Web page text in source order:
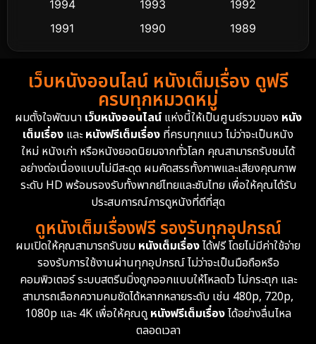
Dance เต้น
Detective สืบสวน
Detective สืบสวน
Disney+ 4
Documentary สารคดี 94
Drama ดราม่า
Dystopian 16
Emotional 61
Epic มหากาพย์ 216
1994
1993
1992
1991
1990
1989
1988
1986
1985
1983
1982
1981
1974
1962
เว็บหนังออนไลน์ หนังเต็มเรื่อง ดูฟรี
ครบทุกหมวดหมู่
ผมตั้งใจพัฒนา เว็บหนังออนไลน์แห่งนี้ให้เป็นศูนย์รวมของ หนัง
เต็มเรื่อง และหนังฟรีเต็มเรื่อง ที่ครบทุกแนว ไม่ว่าจะเป็นหนัง
ใหม่ หนังเก่า หรือหนังยอดนิยมจากทั่วโลก คุณสามารถรับชมได้
อย่างต่อเนื่องแบบไม่มีสะดุด ผมคัดสรรทั้งภาพและเสียงคุณภาพ
ระดับ HD พร้อมรองรับทั้งพากย์ไทยและซับไทย เพื่อให้คุณได้รับ
ประสบการณ์การดูหนังที่ดีที่สุด
ดูหนังเต็มเรื่องฟรี รองรับทุกอุปกรณ์
ผมเปิดให้คุณสามารถรับชม หนังเต็มเรื่องได้ฟรี โดยไม่มีค่าใช้จ่าย
รองรับการใช้งานผ่านทุกอุปกรณ์ ไม่ว่าจะเป็นมือถือหรือ
คอมพิวเตอร์ ระบบสตรีมมิ่งถูกออกแบบให้โหลดไว ไม่กระตุก และ
สามารถเลือกความคมชัดได้หลากหลายระดับ เช่น 480p, 720p,
1080p และ 4K เพื่อให้คุณดูหนังฟรีเต็มเรื่องได้อย่างลื่นไหล
ตลอดเวลา